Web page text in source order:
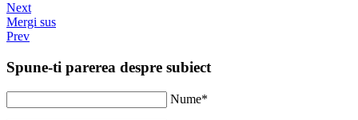
Next
Mergi sus
Prev
Spune-ti parerea despre subiect
Nume*